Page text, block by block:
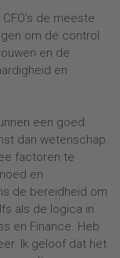
de meeste
om de control
en de
en
een goed
dan wetenschap
factoren te
en
de bereidheid om
als de logica in
en Finance. Heb
Ik geloof dat het